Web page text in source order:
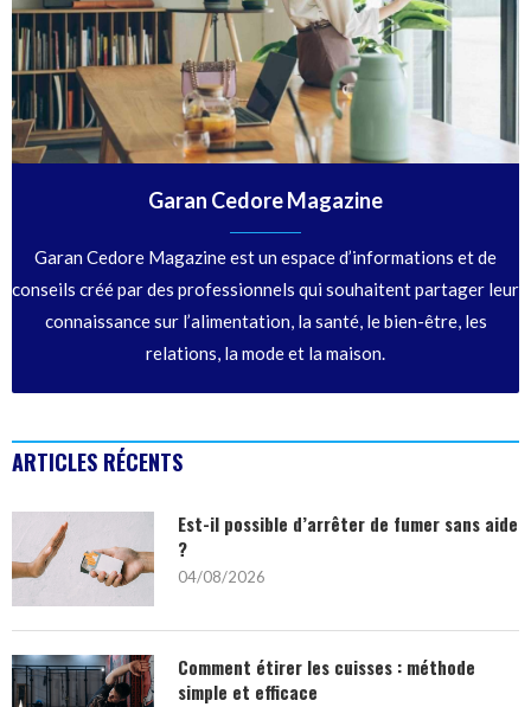
Garan Cedore Magazine
Garan Cedore Magazine est un espace d’informations et de
conseils créé par des professionnels qui souhaitent partager leur
connaissance sur l’alimentation, la santé, le bien-être, les
relations, la mode et la maison.
ARTICLES RÉCENTS
Est-il possible d’arrêter de fumer sans aide
?
04/08/2026
Comment étirer les cuisses : méthode
simple et efficace